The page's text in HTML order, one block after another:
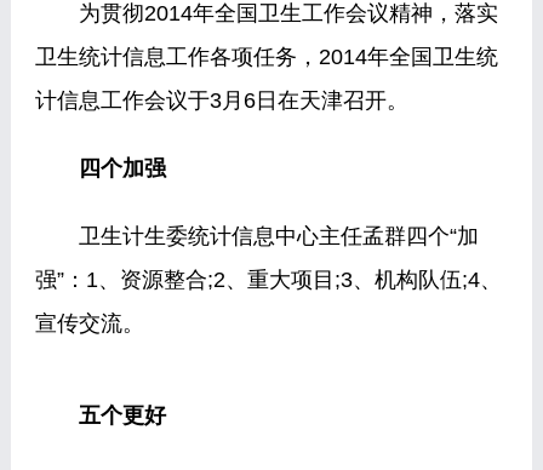
为贯彻2014年全国卫生工作会议精神，落实
卫生统计信息工作各项任务，2014年全国卫生统
计信息工作会议于3月6日在天津召开。
四个加强
卫生计生委统计信息中心主任孟群四个“加
强”：1、资源整合;2、重大项目;3、机构队伍;4、
宣传交流。
五个更好